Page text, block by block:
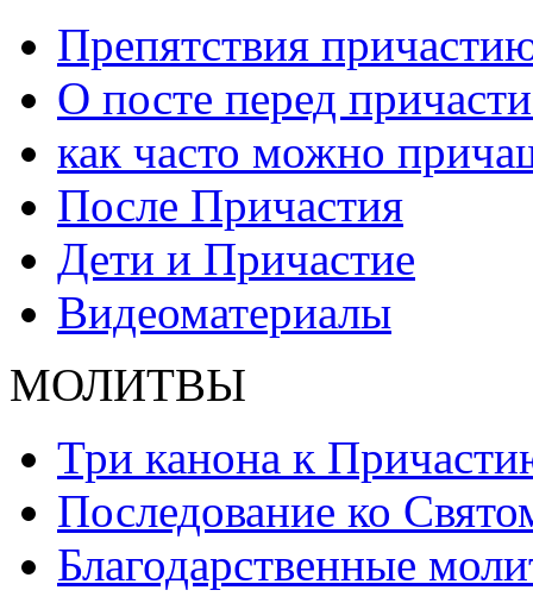
Препятствия
О посте перед
как часто можно
После Причастия
Дети и Причастие
Видеоматериалы
МОЛИТВЫ
Три канона к
Последование ко
Благодарственные